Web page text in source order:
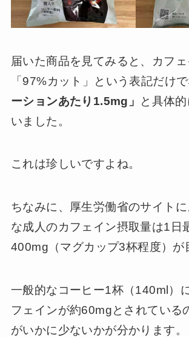
届いた商品を見てみると、カフ
「97%カット」という表記だけで
ーションあたり1.5mg」
と具体
いました。
これは珍しいですよね。
ちなみに、厚生労働省のサイト
な成人のカフェイン摂取量は1日
400mg（マグカップ3杯程度）が
一般的なコーヒー1杯（140ml）
フェインが約60mgとされている
がいかに少ないかが分かります。